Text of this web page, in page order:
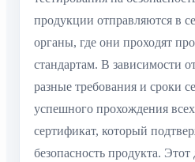
продукции отправляются в
органы, где они проходят
стандартам. В зависимости
разные требования и сроки
успешного прохождения
сертификат, который
безопасность продукта.